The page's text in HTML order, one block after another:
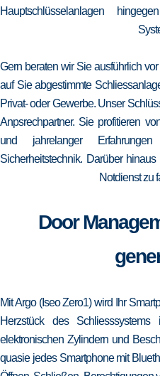
Hauptschlüsselanlagen
Gern beraten wir Sie ausführlich
auf Sie abgestimmte
Privat- oder Gewerbe. Unser
Anpsrechpartner. Sie profitieren
und jahrelanger
Sicherheitstechnik. Darüber
Notdienst zu
Door
Mit Argo (Iseo Zero1) wird Ihr
Herzstück des
elektronischen Zylindern und
quasie jedes Smartphone mit